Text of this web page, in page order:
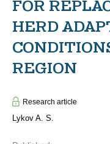
FOR
HERD
REGION
Research article
Lykov A. S.